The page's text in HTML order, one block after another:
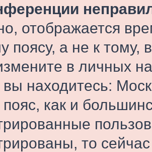
отображается
поясу, а не к тому,
в личных
вы находитесь:
как и
то